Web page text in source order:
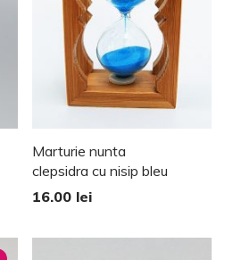
Marturie nunta
clepsidra cu nisip bleu
16.00 lei